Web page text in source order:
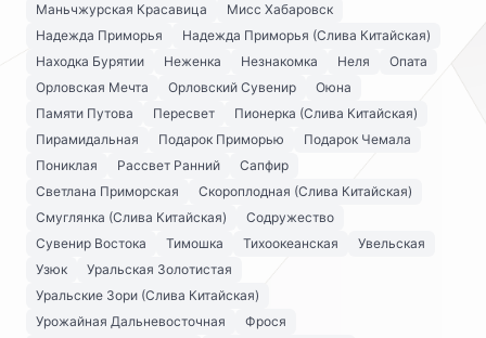
Маньчжурская Красавица
Мисс Хабаровск
Надежда Приморья
Надежда Приморья (Слива Китайская)
Находка Бурятии
Неженка Незнакомка Неля
Опата
Орловская Мечта
Орловский Сувенир
Оюна
Памяти Путова
Пересвет
Пионерка (Слива Китайская)
Пирамидальная
Подарок Приморью
Подарок Чемала
Пониклая
Рассвет Ранний
Сапфир
Светлана Приморская
Скороплодная (Слива Китайская)
Смуглянка (Слива Китайская)
Содружество
Сувенир Востока
Тимошка Тихоокеанская
Увельская
Узюк
Уральская Золотистая
Уральские Зори (Слива Китайская)
Урожайная Дальневосточная
Фрося